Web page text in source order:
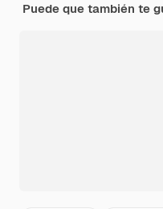
Puede que también te